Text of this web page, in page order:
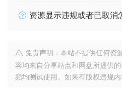
资源显示违规或者已取消
免责声明：本站不提供任何资
容均来自分享站点和网盘所提供
频均测试使用。如果有版权违规